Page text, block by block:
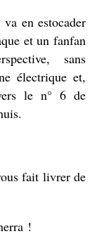
en estocader
et un fanfan
sans
électrique et,
le n° 6 de
fait livrer de
!